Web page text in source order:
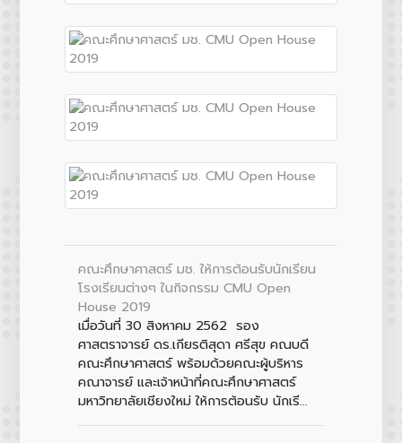
คณะศึกษาศาสตร์ มช. ให้การต้อนรับนักเรียน
โรงเรียนต่างๆ ในกิจกรรม CMU Open
House 2019
เมื่อวันที่ 30 สิงหาคม 2562 รอง
ศาสตราจารย์ ดร.เกียรติสุดา ศรีสุข คณบดี
คณะศึกษาศาสตร์ พร้อมด้วยคณะผู้บริหาร
คณาจารย์ และเจ้าหน้าที่คณะศึกษาศาสตร์
มหาวิทยาลัยเชียงใหม่ ให้การต้อนรับ นักเรี...